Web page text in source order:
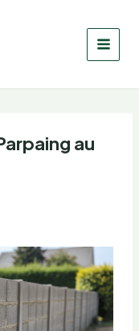
au